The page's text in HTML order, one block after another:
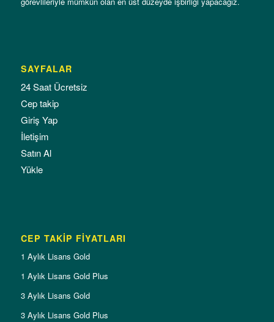
SAYFALAR
24 Saat Ücretsiz
Cep takip
Giriş Yap
İletişim
Satın Al
Yükle
CEP TAKİP FİYATLARI
1 Aylık Lisans Gold
1 Aylık Lisans Gold Plus
3 Aylık Lisans Gold
3 Aylık Lisans Gold Plus